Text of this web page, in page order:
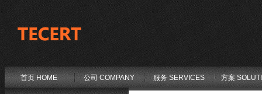
首页 HOME 公司 COMPANY 服务 SERVICES 方案